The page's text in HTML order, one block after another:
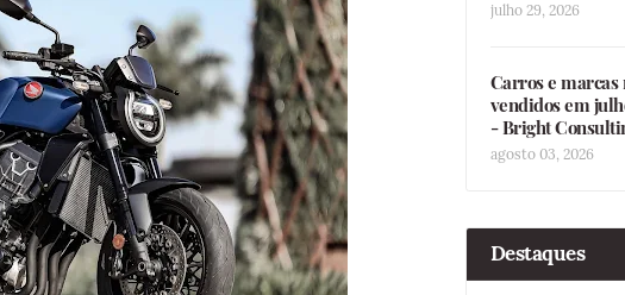
julho 29, 2026
Carros e marcas
vendidos em
- Bright
agosto 03, 2026
Destaques